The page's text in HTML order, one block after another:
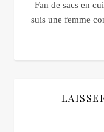
Fan de sacs en
suis une femme